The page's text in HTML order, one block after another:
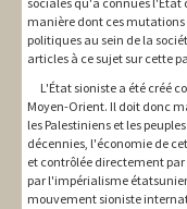
manière dont ces
politiques au sein de la
articles à ce sujet sur cette
L'État sioniste a été créé
Moyen-Orient. Il doit donc
les Palestiniens et les
décennies, l'économie de
et contrôlée directement
par l'impérialisme
mouvement sioniste